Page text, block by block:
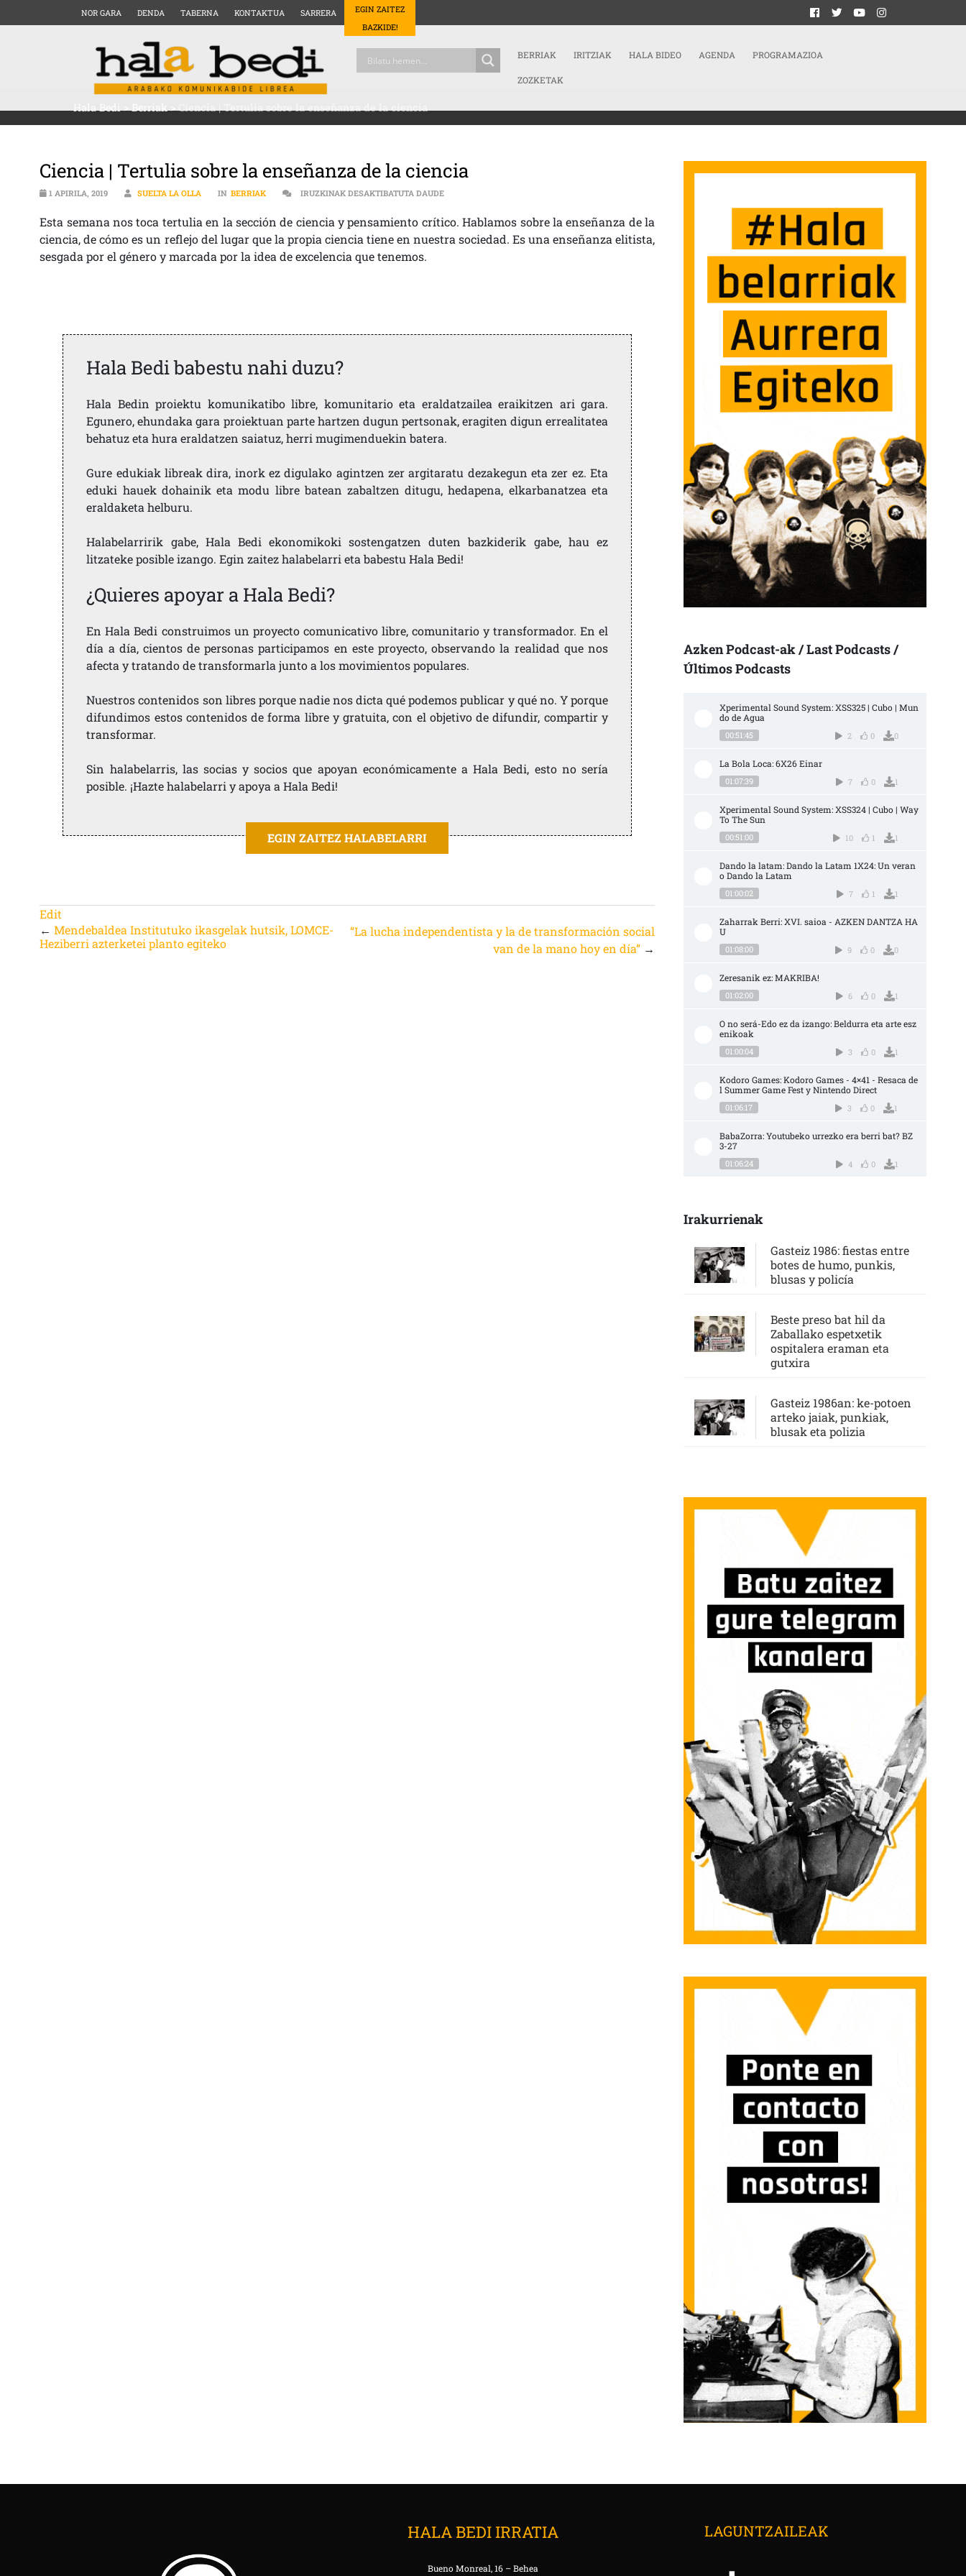
NOR GARA DENDA TABERNA KONTAKTUA SARRERA
EGIN ZAITEZ
BAZKIDE!
BERRIAK IRITZIAK HALA BIDEO AGENDA PROGRAMAZIOA
ZOZKETAK
Hala Bedi>Berriak>Ciencia | Tertulia sobre la enseñanza de la ciencia
Ciencia | Tertulia sobre la enseñanza de la ciencia
1 APIRILA, 2019 SUELTA LA OLLA IN BERRIAK IRUZKINAK DESAKTIBATUTA DAUDECIENCIA | TERTULIA SOBRE LA ENSEÑANZA DE LA CIENCIA SARRERAN
Esta semana nos toca tertulia en la sección de ciencia y pensamiento crítico. Hablamos sobre la enseñanza de la
ciencia, de cómo es un reflejo del lugar que la propia ciencia tiene en nuestra sociedad. Es una enseñanza elitista,
sesgada por el género y marcada por la idea de excelencia que tenemos.
Hala Bedi babestu nahi duzu?
Hala Bedin proiektu komunikatibo libre, komunitario eta eraldatzailea eraikitzen ari gara.
Egunero, ehundaka gara proiektuan parte hartzen dugun pertsonak, eragiten digun errealitatea
behatuz eta hura eraldatzen saiatuz, herri mugimenduekin batera.
Gure edukiak libreak dira, inork ez digulako agintzen zer argitaratu dezakegun eta zer ez. Eta
eduki hauek dohainik eta modu libre batean zabaltzen ditugu, hedapena, elkarbanatzea eta
eraldaketa helburu.
Halabelarririk gabe, Hala Bedi ekonomikoki sostengatzen duten bazkiderik gabe, hau ez
litzateke posible izango. Egin zaitez halabelarri eta babestu Hala Bedi!
¿Quieres apoyar a Hala Bedi?
En Hala Bedi construimos un proyecto comunicativo libre, comunitario y transformador. En el
día a día, cientos de personas participamos en este proyecto, observando la realidad que nos
afecta y tratando de transformarla junto a los movimientos populares.
Nuestros contenidos son libres porque nadie nos dicta qué podemos publicar y qué no. Y porque
difundimos estos contenidos de forma libre y gratuita, con el objetivo de difundir, compartir y
transformar.
Sin halabelarris, las socias y socios que apoyan económicamente a Hala Bedi, esto no sería
posible. ¡Hazte halabelarri y apoya a Hala Bedi!
EGIN ZAITEZ HALABELARRI
Edit
←Mendebaldea Institutuko ikasgelak hutsik, LOMCE-
Heziberri azterketei planto egiteko
“La lucha independentista y la de transformación social
van de la mano hoy en día”→
Azken Podcast-ak / Last Podcasts /
Últimos Podcasts
Xperimental Sound System: XSS325 | Cubo | Mun
do de Agua
00:51:45 2 0 0
La Bola Loca: 6X26 Einar
01:07:39 7 0 1
Xperimental Sound System: XSS324 | Cubo | Way
To The Sun
00:51:00 10 1 1
Dando la latam: Dando la Latam 1X24: Un veran
o Dando la Latam
01:00:02 7 1 1
Zaharrak Berri: XVI. saioa - AZKEN DANTZA HA
U
01:08:00 9 0 0
Zeresanik ez: MAKRIBA!
01:02:00 6 0 1
O no será-Edo ez da izango: Beldurra eta arte esz
enikoak
01:00:04 3 0 1
Kodoro Games: Kodoro Games - 4×41 - Resaca de
l Summer Game Fest y Nintendo Direct
01:06:17 3 0 1
BabaZorra: Youtubeko urrezko era berri bat? BZ
3-27
01:06:24 4 0 1
Irakurrienak
Gasteiz 1986: fiestas entre
botes de humo, punkis,
blusas y policía
Beste preso bat hil da
Zaballako espetxetik
ospitalera eraman eta
gutxira
Gasteiz 1986an: ke-potoen
arteko jaiak, punkiak,
blusak eta polizia
HALA BEDI IRRATIA
Bueno Monreal, 16 – Behea
LAGUNTZAILEAK